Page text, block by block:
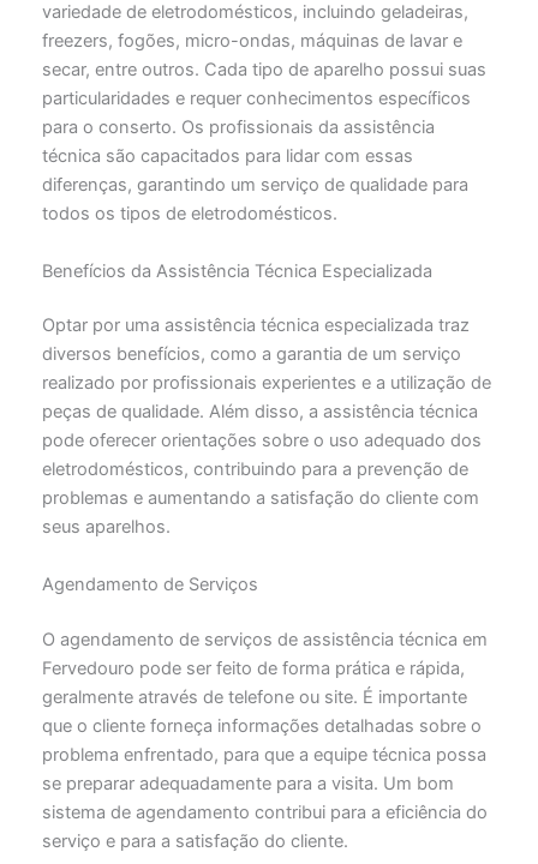
variedade de eletrodomésticos, incluindo geladeiras,
freezers, fogões, micro-ondas, máquinas de lavar e
secar, entre outros. Cada tipo de aparelho possui suas
particularidades e requer conhecimentos específicos
para o conserto. Os profissionais da assistência
técnica são capacitados para lidar com essas
diferenças, garantindo um serviço de qualidade para
todos os tipos de eletrodomésticos.
Benefícios da Assistência Técnica Especializada
Optar por uma assistência técnica especializada traz
diversos benefícios, como a garantia de um serviço
realizado por profissionais experientes e a utilização de
peças de qualidade. Além disso, a assistência técnica
pode oferecer orientações sobre o uso adequado dos
eletrodomésticos, contribuindo para a prevenção de
problemas e aumentando a satisfação do cliente com
seus aparelhos.
Agendamento de Serviços
O agendamento de serviços de assistência técnica em
Fervedouro pode ser feito de forma prática e rápida,
geralmente através de telefone ou site. É importante
que o cliente forneça informações detalhadas sobre o
problema enfrentado, para que a equipe técnica possa
se preparar adequadamente para a visita. Um bom
sistema de agendamento contribui para a eficiência do
serviço e para a satisfação do cliente.